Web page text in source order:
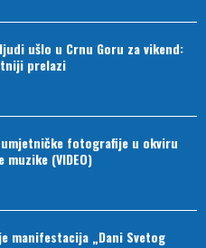
ušlo u Crnu Goru za vikend:
prelazi
fotografije u okviru
(VIDEO)
manifestacija „Dani Svetog